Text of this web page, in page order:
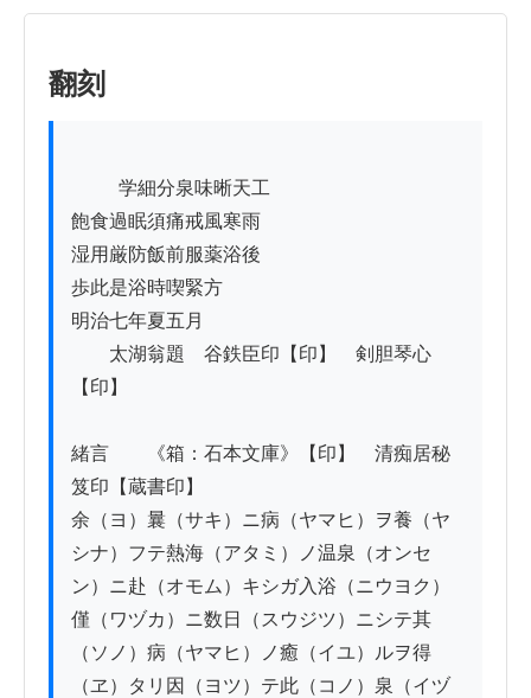
翻刻
飽食過眠須痛戒風寒雨
湿用厳防飯前服薬浴後
歩此是浴時喫緊方
明治七年夏五月
太湖翁題　谷鉄臣印【印】　剣胆琴心
【印】
緒言　　《箱：石本文庫》【印】　清痴居秘
笈印【蔵書印】
余（ヨ）曩（サキ）ニ病（ヤマヒ）ヲ養（ヤ
シナ）フテ熱海（アタミ）ノ温泉（オンセ
ン）ニ赴（オモム）キシガ入浴（ニウヨク）
僅（ワヅカ）ニ数日（スウジツ）ニシテ其
（ソノ）病（ヤマヒ）ノ癒（イユ）ルヲ得
（ヱ）タリ因（ヨツ）テ此（コノ）泉（イヅ